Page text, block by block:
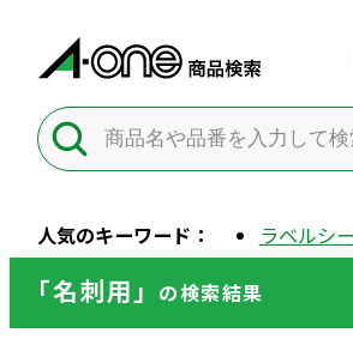
人気のキーワード： ラベルシ
「名刺用」 の検索結果